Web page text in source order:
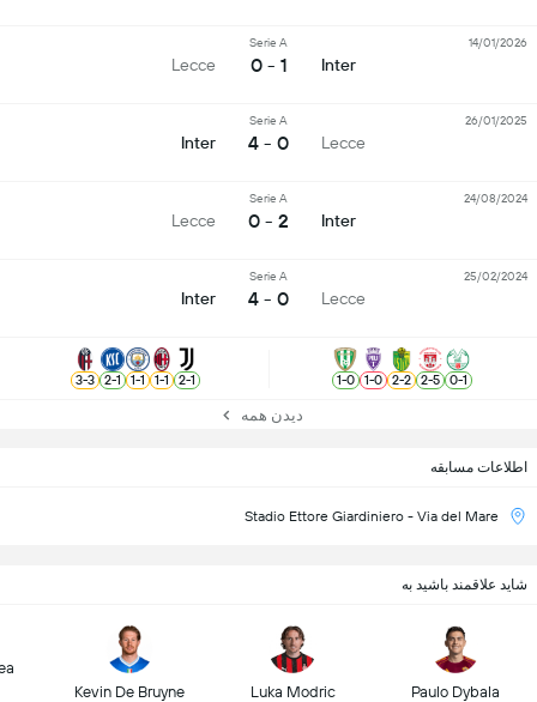
اطلاعات مسابقه
Stadio Ettore Giardiniero - Via del Mare
Inter
Serie A
1 - 0
Lecce
14/01/2026
Lecce
Serie A
0 - 4
Inter
26/01/2025
Inter
Serie A
2 - 0
Lecce
24/08/2024
Lecce
Serie A
0 - 4
Inter
25/02/2024
1
-
0
5
-
2
2
-
2
0
-
1
0
-
1
1
-
2
1
-
1
1
-
1
1
-
2
3
-
3
دیدن همه
شاید علاقمند باشید به
Paulo Dybala
Luka Modric
Kevin De Bruyne